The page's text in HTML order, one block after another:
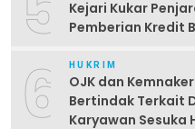
Kejari Kukar
Pemberian Kredit
6 HUKRIM
OJK dan
Bertindak Terkait
Karyawan Sesuka